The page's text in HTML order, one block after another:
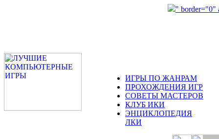
" border="0"
ИГРЫ ПО ЖАНРАМ
ПРОХОЖДЕНИЯ ИГР
СОВЕТЫ МАСТЕРОВ
КЛУБ ИКИ
ЭНЦИКЛОПЕДИЯ
ЛКИ